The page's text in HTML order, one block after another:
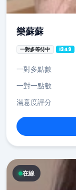
樂蘇蘇
一對多等待中 i349
一對多點數
一對一點數
滿意度評分
在線